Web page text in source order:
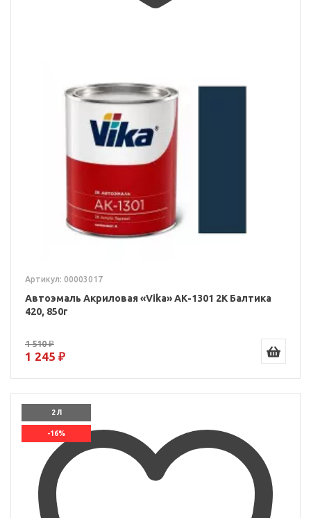
Артикул: 00003017
Автоэмаль Акриловая «Vika» АК-1301 2К Балтика
420, 850г
1 510 ₽
1 245 ₽
2 Л
-16%